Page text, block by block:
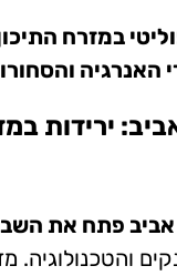
במזרח
האנרגיה
ירידות
פתח את
והטכנולוגיה.